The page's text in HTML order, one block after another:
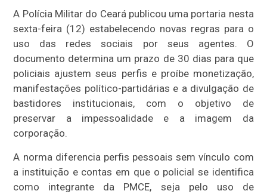
A Polícia Militar do Ceará publicou uma portaria nesta
sexta-feira (12) estabelecendo novas regras para o
uso das redes sociais por seus agentes. O
documento determina um prazo de 30 dias para que
policiais ajustem seus perfis e proíbe monetização,
manifestações político-partidárias e a divulgação de
bastidores institucionais, com o objetivo de
preservar a impessoalidade e a imagem da
corporação.
A norma diferencia perfis pessoais sem vínculo com
a instituição e contas em que o policial se identifica
como integrante da PMCE, seja pelo uso de